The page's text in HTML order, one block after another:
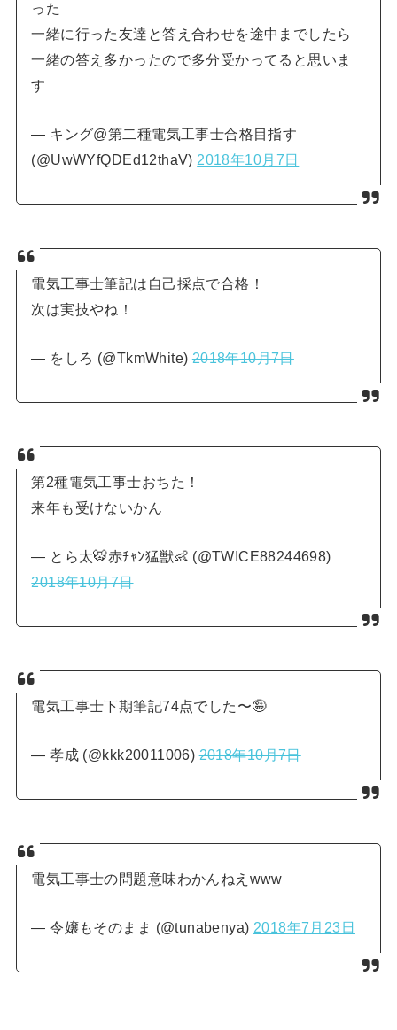
った
一緒に行った友達と答え合わせを途中までしたら
一緒の答え多かったので多分受かってると思いま
す
— キング@第二種電気工事士合格目指す
(@UwWYfQDEd12thaV) 2018年10月7日
電気工事士筆記は自己採点で合格！
次は実技やね！
— をしろ (@TkmWhite)2018年10月7日
第2種電気工事士おちた！
来年も受けないかん
— とら太🐯赤ﾁｬﾝ猛獣👶 (@TWICE88244698)
2018年10月7日
電気工事士下期筆記74点でした〜🤪
— 孝成 (@kkk20011006)2018年10月7日
電気工事士の問題意味わかんねえwww
— 令嬢もそのまま (@tunabenya) 2018年7月23日